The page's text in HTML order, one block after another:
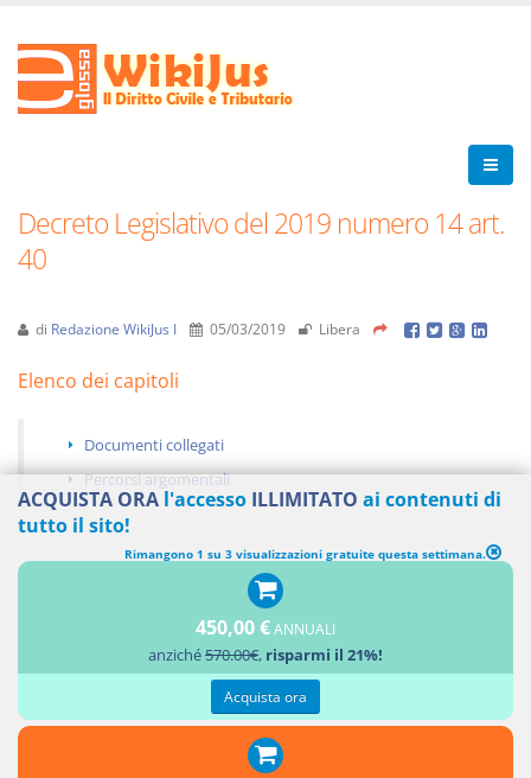
Decreto Legislativo del 2019 numero 14 art.
40
di Redazione WikiJus I 05/03/2019 Libera
Elenco dei capitoli
Documenti collegati
Percorsi argomentali
SEZIONE II Procedimento unitario per l'accesso alle procedure di
regolazione della crisi o dell'insolvenza (DOMANDA DI ACCESSO
ACQUISTA ORA l'accesso ILLIMITATO ai contenuti di
tutto il sito!
Rimangono 1 su 3 visualizzazioni gratuite questa settimana.
450,00 €ANNUALI
anziché570.00€, risparmi il 21%!
Acquista ora